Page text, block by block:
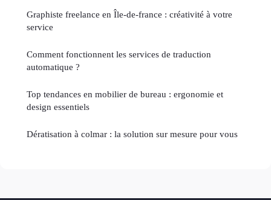
Graphiste freelance en Île-de-france : créativité à votre
service
Comment fonctionnent les services de traduction
automatique ?
Top tendances en mobilier de bureau : ergonomie et
design essentiels
Dératisation à colmar : la solution sur mesure pour vous